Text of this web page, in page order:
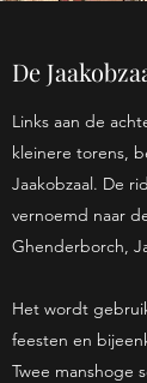
De
Links aan de
kleinere torens,
Jaakobzaal. De
vernoemd naar
Ghenderborch,
Het wordt
feesten en
Twee manshoge